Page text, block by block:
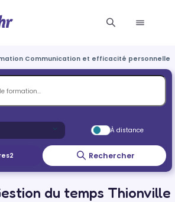
Communication et efficacité personnelle
À distance
2 Rechercher
du temps Thionville